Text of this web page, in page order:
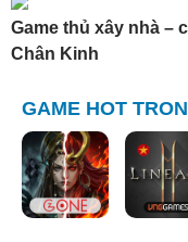
Game thủ xây nhà –
Chân Kinh
GAME HOT